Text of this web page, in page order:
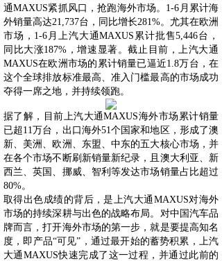
通MAXUS紧抓风口，抢跑海外市场。1-6月累计海
外销量高达21,737台，同比增长281%。尤其在欧洲
市场，1-6月上汽大通MAXUS累计批售5,446台，
同比大涨187%，增速显著。截止目前，上汽大通
MAXUS在欧洲市场的累计销量已逼近1.8万台，在
这个全球排放标准最高、准入门槛最高的市场成功
夺得一席之地，并持续领跑。
据了解，目前上汽大通MAXUS海外市场累计销量
已超11万台，出口海外51个国家和地区，形成了澳
新、美洲、欧洲、东盟、中东的五大核心市场，并
在各个市场不断刷新销量新纪录，且澳大利亚、新
西兰、英国、挪威、智利等发达市场销量占比超过
80%。
取得出色成绩的背后，是上汽大通MAXUS对海外
市场的持续深耕与出色的战略布局。对中国汽车品
牌而言，打开海外市场的第一步，就是要提高知名
度，即产品“可见”，通过最开始的蓄势积累，上汽
大通MAXUS快速完成了这一过程，并通过此前的